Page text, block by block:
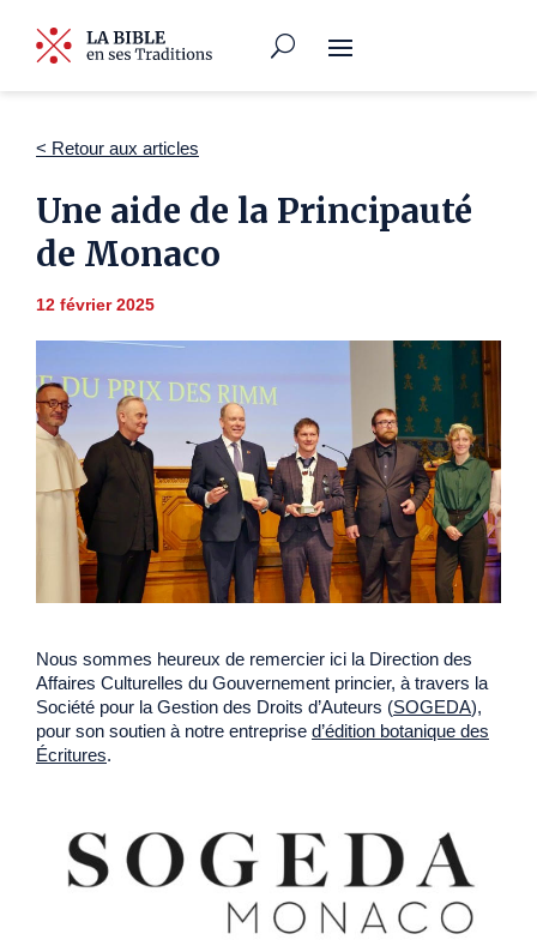
< Retour aux articles
Une aide de la Principauté
de Monaco
12 février 2025
Nous sommes heureux de remercier ici la Direction des
Affaires Culturelles du Gouvernement princier, à travers la
Société pour la Gestion des Droits d’Auteurs (SOGEDA),
pour son soutien à notre entreprise d’édition botanique des
Écritures.